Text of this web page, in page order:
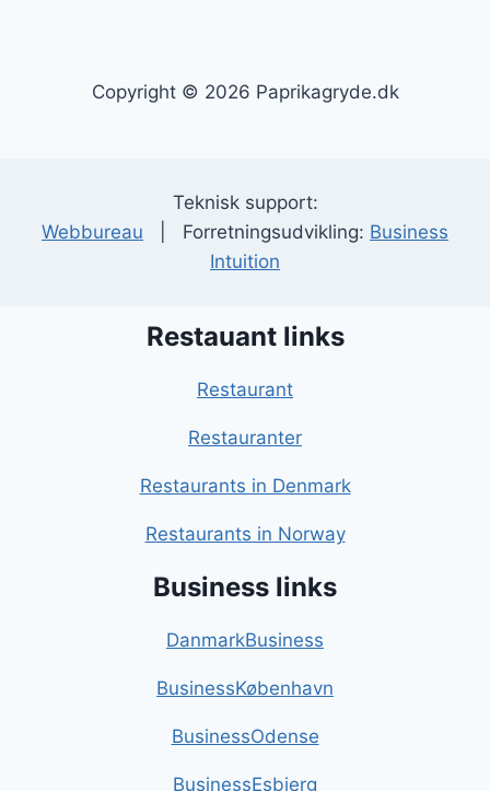
Copyright © 2026 Paprikagryde.dk
Teknisk support:
Webbureau | Forretningsudvikling: Business
Intuition
Restauant links
Restaurant
Restauranter
Restaurants in Denmark
Restaurants in Norway
Business links
DanmarkBusiness
BusinessKøbenhavn
BusinessOdense
BusinessEsbjerg